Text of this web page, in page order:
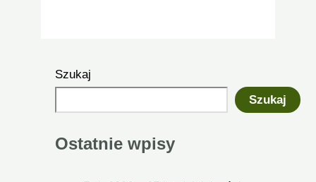
Szukaj
Szukaj
Ostatnie wpisy